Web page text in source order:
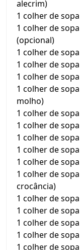
alecrim)
1 colher de
1 colher de
(opcional)
1 colher de
1 colher de
1 colher de
1 colher de
molho)
1 colher de
1 colher de
1 colher de
1 colher de
1 colher de
1 colher de
crocância)
1 colher de
1 colher de
1 colher de
1 colher de
1 colher de